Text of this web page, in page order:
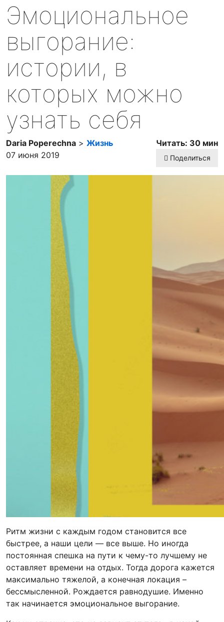
Эмоциональное
выгорание:
истории, в
которых можно
узнать себя
Daria Poperechna > Жизнь
07 июня 2019
Читать: 30 мин
Поделиться
Ритм жизни с каждым годом становится все
быстрее, а наши цели — все выше. Но иногда
постоянная спешка на пути к чему-то лучшему не
оставляет времени на отдых. Тогда дорога кажется
максимально тяжелой, а конечная локация –
бессмысленной. Рождается равнодушие. Именно
так начинается эмоциональное выгорание.